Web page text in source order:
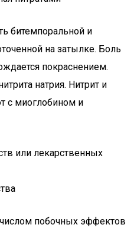
битемпоральной и
на затылке. Боль
покраснением.
натрия. Нитрит и
с миоглобином и
или лекарственных
побочных эффектов